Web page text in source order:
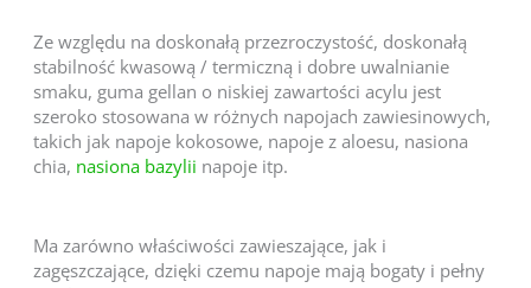
Ze względu na doskonałą przezroczystość, doskonałą
stabilność kwasową / termiczną i dobre uwalnianie
smaku, guma gellan o niskiej zawartości acylu jest
szeroko stosowana w różnych napojach zawiesinowych,
takich jak napoje kokosowe, napoje z aloesu, nasiona
chia, nasiona bazylii napoje itp.
Ma zarówno właściwości zawieszające, jak i
zagęszczające, dzięki czemu napoje mają bogaty i pełny